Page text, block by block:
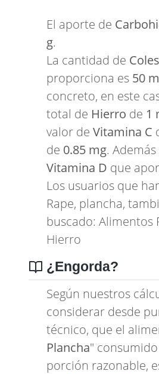
El aporte de
g.
La cantidad de
proporciona es 50
concreto, en este
total de Hierro de 1
valor de Vitamina C
de 0.85 mg.
Vitamina D que
Los usuarios que
Rape, plancha,
buscado: Alimentos
Hierro
¿Engorda?
Según nuestros
considerar desde
técnico, que el
Plancha"
porción razonable,